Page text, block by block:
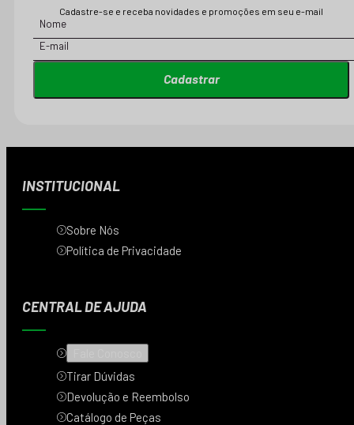
Cadastre-se e receba novidades e promoções em seu e-mail
Cadastrar
INSTITUCIONAL
Sobre Nós
Política de Privacidade
CENTRAL DE AJUDA
Tirar Dúvidas
Devolução e Reembolso
Catálogo de Peças